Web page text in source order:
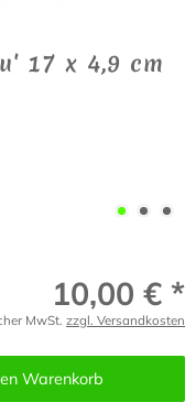
17 x 4,9 cm
10,00 € *
MwSt. zzgl. Versandkosten
Warenkorb